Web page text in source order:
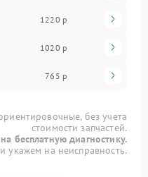
1220 р
1020 р
765 р
без учета
стоимости запчастей.
бесплатную диагностику.
укажем на неисправность.